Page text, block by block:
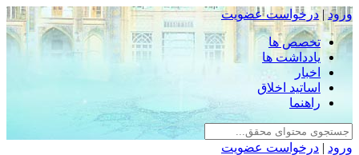
ورود| درخواست عضویت
تخصص ها
یادداشت ها
اخبار
اساتید اخلاق
راهنما
ورود | درخواست عضویت